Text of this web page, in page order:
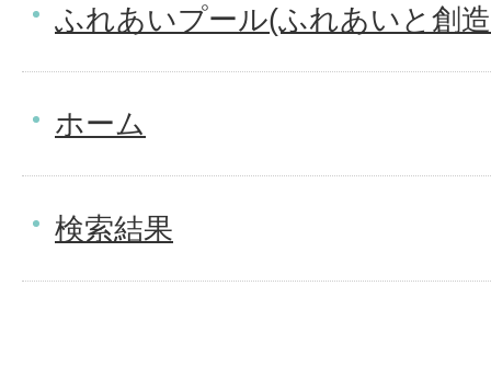
ふれあいプール(ふれあいと創
ホーム
検索結果